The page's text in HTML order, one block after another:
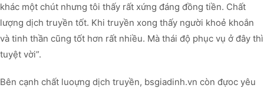
khác một chút nhưng tôi thấy rất xứng đáng đồng tiền. Chất
lượng dịch truyền tốt. Khi truyền xong thấy người khoẻ khoắn
và tinh thần cũng tốt hơn rất nhiều. Mà thái độ phục vụ ở đây thì
tuyệt vời”.
Bên cạnh chất luoựng dịch truyền, bsgiadinh.vn còn đựoc yêu